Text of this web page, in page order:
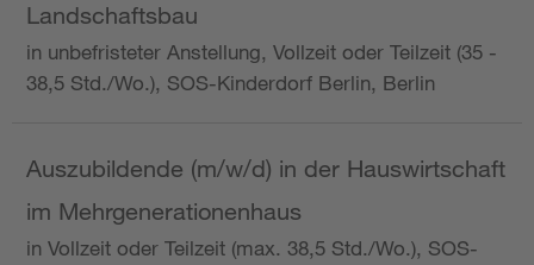
Landschaftsbau
in unbefristeter Anstellung, Vollzeit oder Teilzeit (35 -
38,5 Std./Wo.), SOS-Kinderdorf Berlin, Berlin
Auszubildende (m/w/d) in der Hauswirtschaft
im Mehrgenerationenhaus
in Vollzeit oder Teilzeit (max. 38,5 Std./Wo.), SOS-